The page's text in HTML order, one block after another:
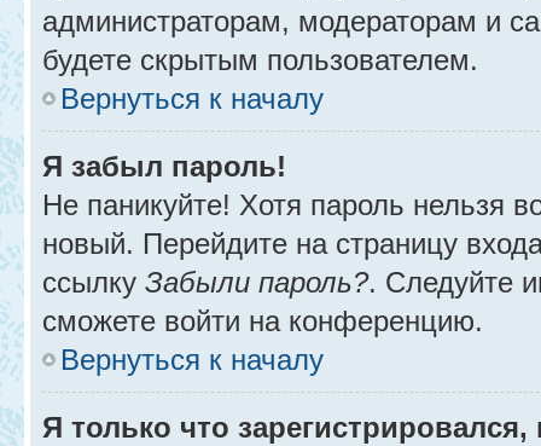
администраторам, модераторам и
будете скрытым пользователем.
Вернуться к началу
Я забыл пароль!
Не паникуйте! Хотя пароль нельзя
новый. Перейдите на страницу
ссылку Забыли пароль?. Следуйте
сможете войти на конференцию.
Вернуться к началу
Я только что